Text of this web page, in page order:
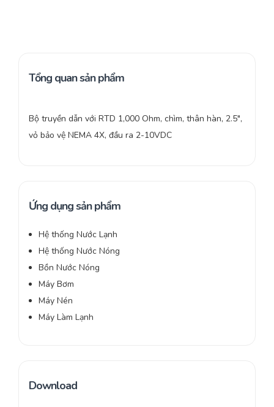
Tổng quan sản phẩm
Bộ truyền dẫn với RTD 1,000 Ohm, chìm, thân hàn, 2.5″,
vỏ bảo vệ NEMA 4X, đầu ra 2-10VDC
Ứng dụng sản phẩm
Hệ thống Nước Lạnh
Hệ thống Nước Nóng
Bồn Nước Nóng
Máy Bơm
Máy Nén
Máy Làm Lạnh
Download